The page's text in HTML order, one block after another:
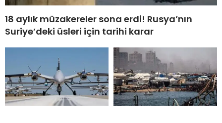
18 aylık müzakereler sona erdi! Rusya’nın
Suriye’deki üsleri için tarihi karar